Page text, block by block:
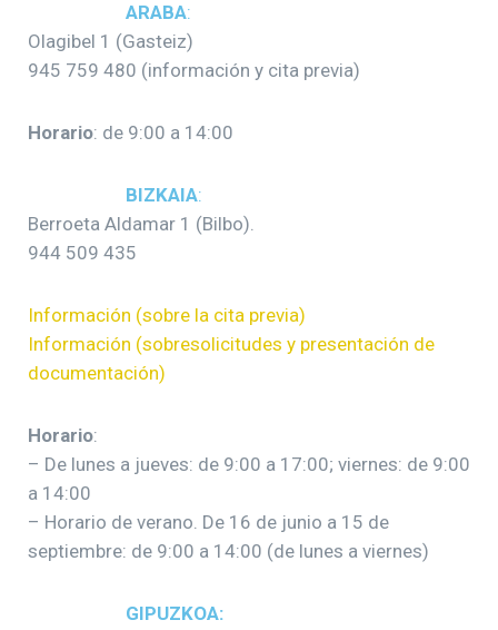
ARABA:
Olagibel 1 (Gasteiz)
945 759 480 (información y cita previa)
Horario: de 9:00 a 14:00
BIZKAIA:
Berroeta Aldamar 1 (Bilbo).
944 509 435
Información (sobre la cita previa)
Información (sobresolicitudes y presentación de
documentación)
Horario:
– De lunes a jueves: de 9:00 a 17:00; viernes: de 9:00
a 14:00
– Horario de verano. De 16 de junio a 15 de
septiembre: de 9:00 a 14:00 (de lunes a viernes)
GIPUZKOA: